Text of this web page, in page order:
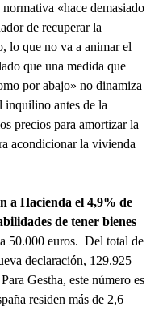
«hace demasiado
de recuperar la
lo que no va a animar el
que una medida que
por abajo» no dinamiza
inquilino antes de la
precios para amortizar la
acondicionar la vivienda
a Hacienda el 4,9% de
de tener bienes
50.000 euros. Del total de
declaración, 129.925
Gestha, este número es
residen más de 2,6